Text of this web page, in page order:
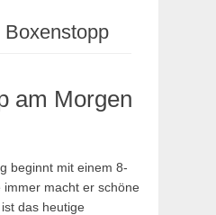
Boxenstopp
am Morgen
beginnt mit einem 8-
immer macht er schöne
das heutige